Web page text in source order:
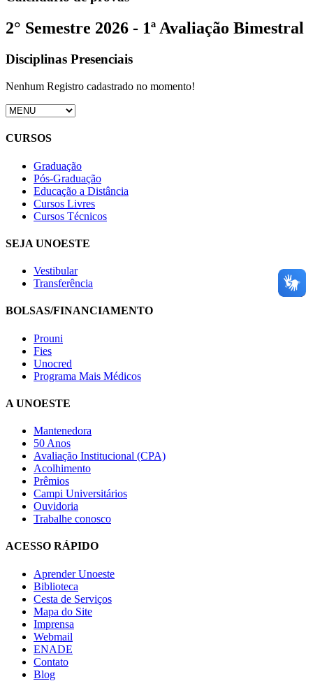
2° Semestre 2026 - 1ª Avaliação Bimestral
Disciplinas Presenciais
Nenhum Registro cadastrado no momento!
CURSOS
Graduação
Pós-Graduação
Educação a Distância
Cursos Livres
Cursos Técnicos
SEJA UNOESTE
Vestibular
Transferência
BOLSAS/FINANCIAMENTO
Prouni
Fies
Unocred
Programa Mais Médicos
A UNOESTE
Mantenedora
50 Anos
Avaliação Institucional (CPA)
Acolhimento
Prêmios
Campi Universitários
Ouvidoria
Trabalhe conosco
ACESSO RÁPIDO
Aprender Unoeste
Biblioteca
Cesta de Serviços
Mapa do Site
Imprensa
Webmail
ENADE
Contato
Blog